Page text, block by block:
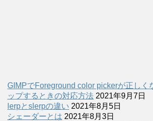
GIMPでForeground color pickerが正しく
ップするときの対応方法 2021年9月7日
lerpとslerpの違い 2021年8月5日
シェーダーとは 2021年8月3日